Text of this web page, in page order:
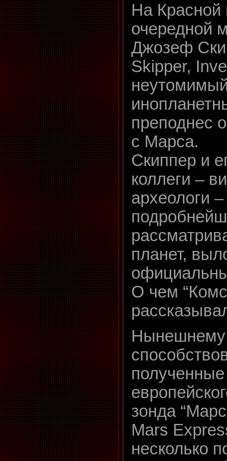
На Красной
очередной
Джозеф
Skipper,
преподнес
с Марса.
Скиппер и
коллеги –
археологи
планет,
О чем
Нынешнему
зонда
Mars
несколько